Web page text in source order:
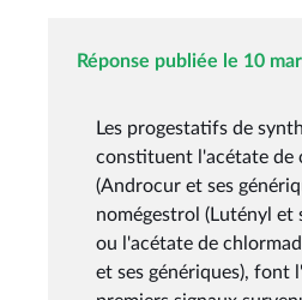
Réponse publiée le 10
Les progestatifs de
constituent l'acétate de
(Androcur et ses
nomégestrol (Lutényl et
ou l'acétate de
et ses génériques), font